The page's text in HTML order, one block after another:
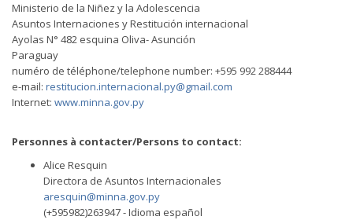
Ministerio de la Niñez y la Adolescencia
Asuntos Internaciones y Restitución internacional
Ayolas N° 482 esquina Oliva- Asunción
Paraguay
numéro de téléphone/telephone number: +595 992 288444
e-mail: restitucion.internacional.py@gmail.com
Internet: www.minna.gov.py
Personnes à contacter/Persons to contact:
Alice Resquin
Directora de Asuntos Internacionales
aresquin@minna.gov.py
(+595982)263947 - Idioma español